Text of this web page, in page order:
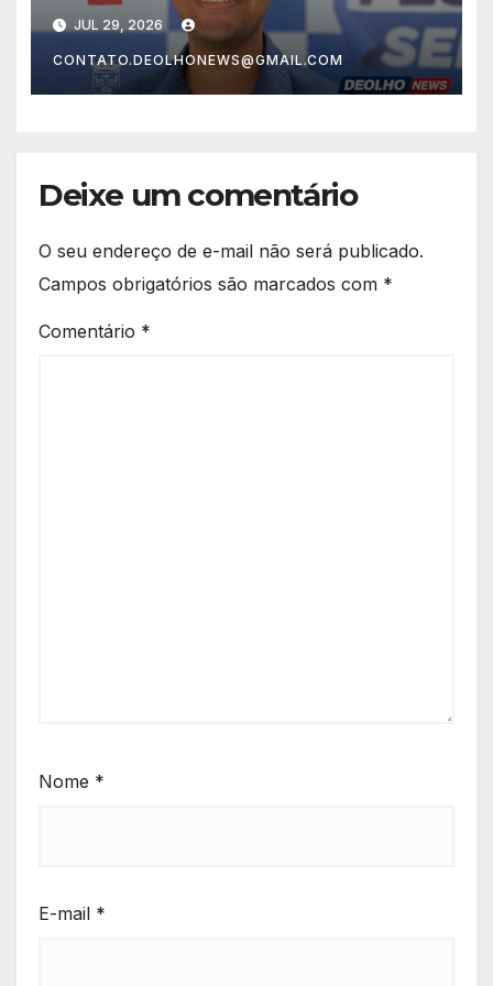
Prefeitura e Tenda que
amplia benefícios para
servidores de Lauro de
Freitas
JUL 29, 2026
CONTATO.DEOLHONEWS@GMAIL.COM
Deixe um comentário
O seu endereço de e-mail não será publicado.
Campos obrigatórios são marcados com *
Comentário *
Nome *
E-mail *